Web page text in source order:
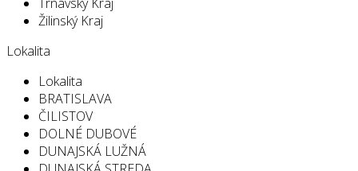
Žilinský Kraj
Lokalita
Lokalita
BRATISLAVA
ČILISTOV
DOLNÉ DUBOVÉ
DUNAJSKÁ LUŽNÁ